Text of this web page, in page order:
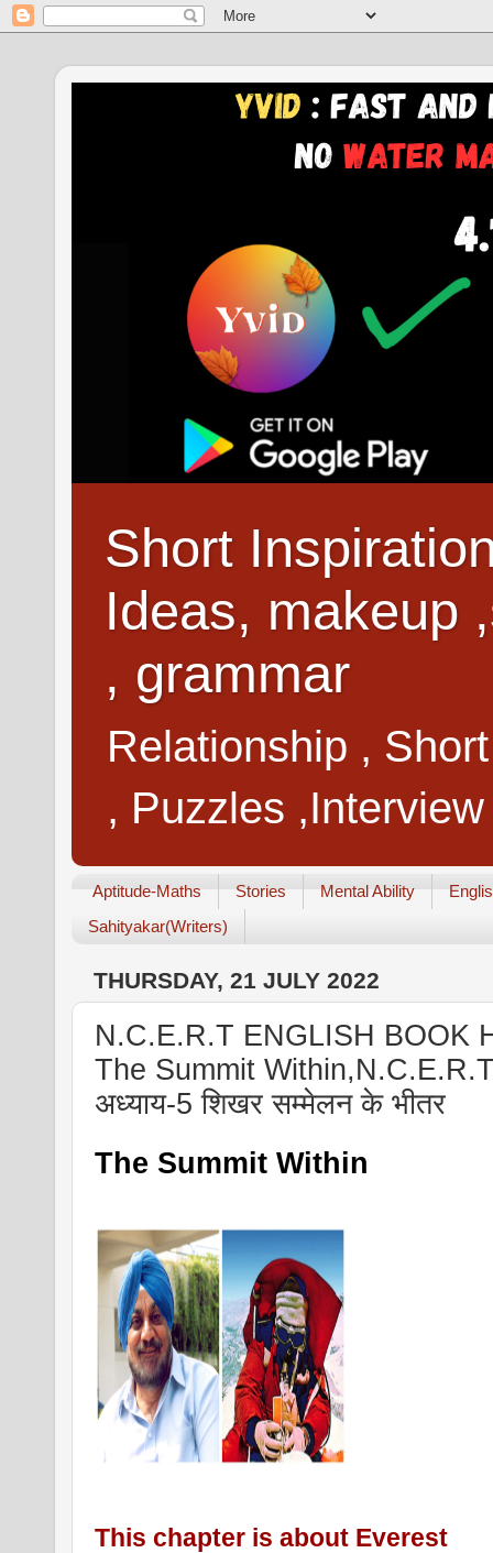
Short
Ideas, makeup
, grammar
Relationship ,
, Puzzles
Aptitude-Maths Stories Mental Ability
Sahityakar(Writers)
THURSDAY, 21 JULY 2022
N.C.E.R.T ENGLISH BOOK
The Summit
अध्याय-5 शिखर सम्मेलन के भीतर
The Summit Within
This chapter is about Everest